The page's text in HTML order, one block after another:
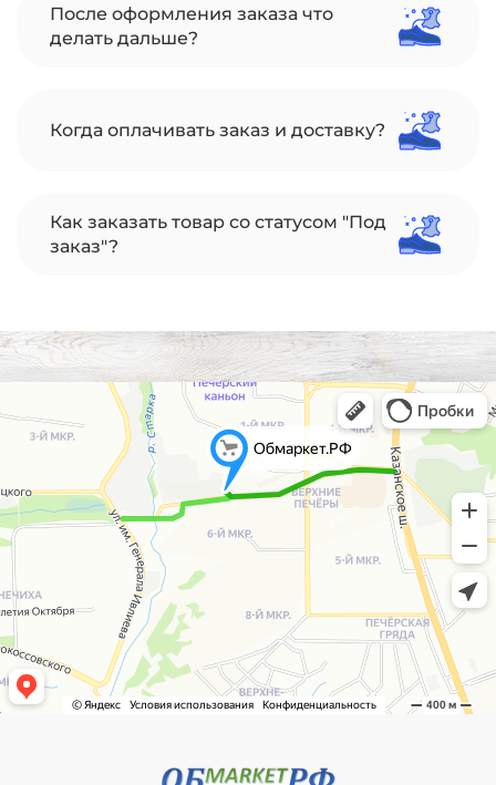
После оформления заказа что
делать дальше?
Когда оплачивать заказ и доставку?
Как заказать товар со статусом "Под
заказ"?